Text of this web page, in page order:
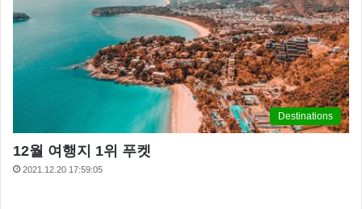
Destinations
12월 여행지 1위 푸켓
2021.12.20 17:59:05